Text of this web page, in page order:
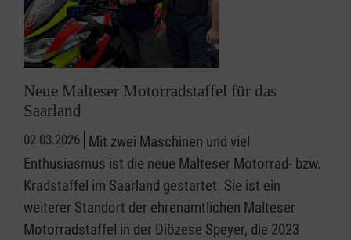
Neue Malteser Motorradstaffel für das
Saarland
02.03.2026 Mit zwei Maschinen und viel
Enthusiasmus ist die neue Malteser Motorrad- bzw.
Kradstaffel im Saarland gestartet. Sie ist ein
weiterer Standort der ehrenamtlichen Malteser
Motorradstaffel in der Diözese Speyer, die 2023